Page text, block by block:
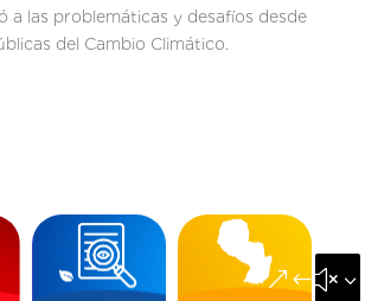
a las problemáticas y desafíos desde
del Cambio Climático.